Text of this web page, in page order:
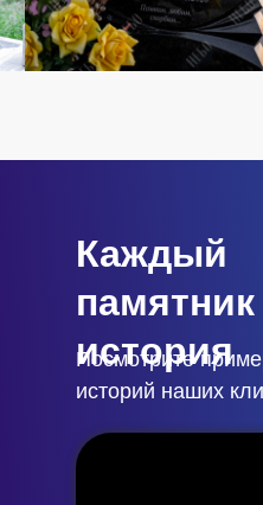
Каждый
памятник
история
Посмотрите
историй наших